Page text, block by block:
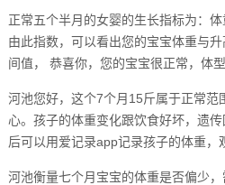
正常五个半月的女婴的生长指标为：
由此指数，可以看出您的宝宝体重与
间值， 恭喜你，您的宝宝很正常，体
河池您好，这个7个月15斤属于正常范
心。孩子的体重变化跟饮食好坏，遗
后可以用爱记录app记录孩子的体重，
河池衡量七个月宝宝的体重是否偏少